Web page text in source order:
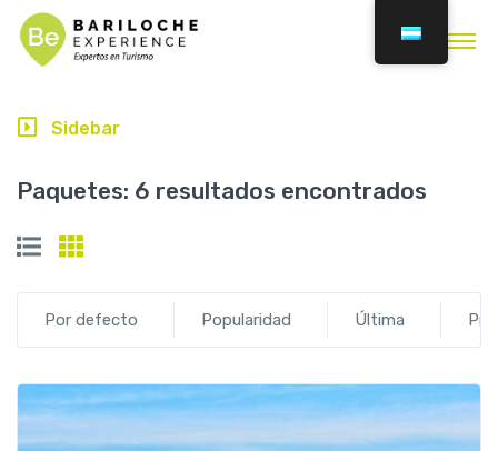
Paquetes: 6 resultados encontrados
Por defecto Popularidad Última
Sidebar